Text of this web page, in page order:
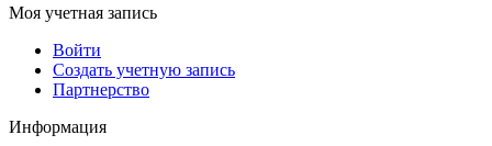
Моя учетная запись
Войти
Создать учетную запись
Партнерство
Информация